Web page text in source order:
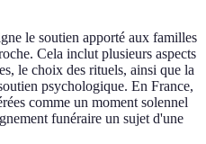
le soutien apporté aux familles
Cela inclut plusieurs aspects
le choix des rituels, ainsi que la
psychologique. En France,
comme un moment solennel
funéraire un sujet d'une